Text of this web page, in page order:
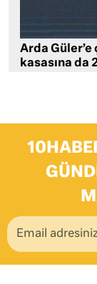
Arda Güler’e
kasasına da